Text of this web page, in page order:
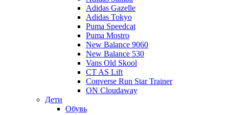
Adidas Gazelle
Adidas Tokyo
Puma Speedcat
Puma Mostro
New Balance 9060
New Balance 530
Vans Old Skool
CT AS Lift
Converse Run Star Trainer
ON Cloudaway
Дети
Обувь